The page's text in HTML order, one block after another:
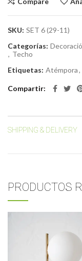
SKU: SET 6 (29-11)
Categorías:
, Techo
Etiquetas: Atémpora,
Compartir
SHIPPING & DELIVERY
PRODUCTOS